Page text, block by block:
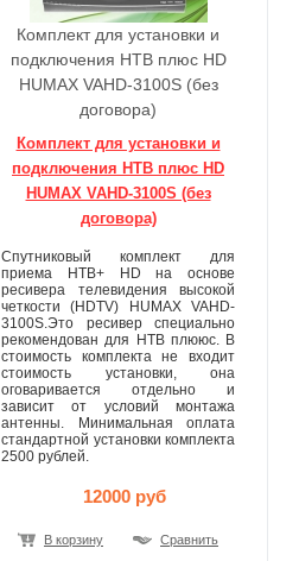
Комплект для установки и
подключения НТВ плюс HD
HUMAX VAHD-3100S (без
договора)
Комплект для установки и
подключения НТВ плюс HD
HUMAX VAHD-3100S (без
договора)
Спутниковый комплект для
приема НТВ+ HD на основе
ресивера телевидения высокой
четкости (HDTV) HUMAX VAHD-
3100S.Это ресивер специально
рекомендован для НТВ плююс. В
стоимость комплекта не входит
стоимость установки, она
оговаривается отдельно и
зависит от условий монтажа
антенны. Минимальная оплата
стандартной установки комплекта
2500 рублей.
12000 руб
В корзину Сравнить